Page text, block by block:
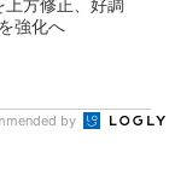
上方修正、好調
強化へ
by